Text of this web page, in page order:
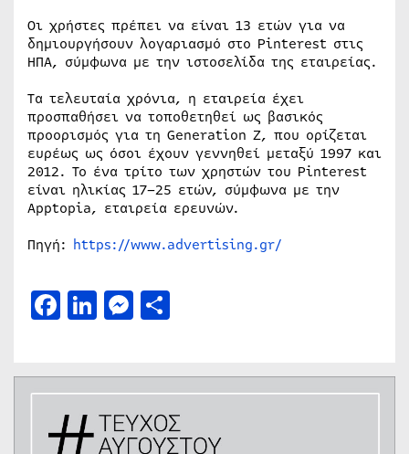
Οι χρήστες πρέπει να είναι 13 ετών για να
δημιουργήσουν λογαριασμό στο Pinterest στις
ΗΠΑ, σύμφωνα με την ιστοσελίδα της εταιρείας.
Τα τελευταία χρόνια, η εταιρεία έχει
προσπαθήσει να τοποθετηθεί ως βασικός
προορισμός για τη Generation Z, που ορίζεται
ευρέως ως όσοι έχουν γεννηθεί μεταξύ 1997 και
2012. Το ένα τρίτο των χρηστών του Pinterest
είναι ηλικίας 17–25 ετών, σύμφωνα με την
Apptopia, εταιρεία ερευνών.
Πηγή: https://www.advertising.gr/
Facebook
LinkedIn
Messenger